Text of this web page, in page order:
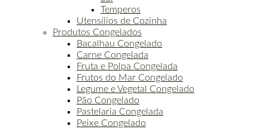
Temperos
Utensílios de Cozinha
Produtos Congelados
Bacalhau Congelado
Carne Congelada
Fruta e Polpa Congelada
Frutos do Mar Congelado
Legume e Vegetal Congelado
Pão Congelado
Pastelaria Congelada
Peixe Congelado